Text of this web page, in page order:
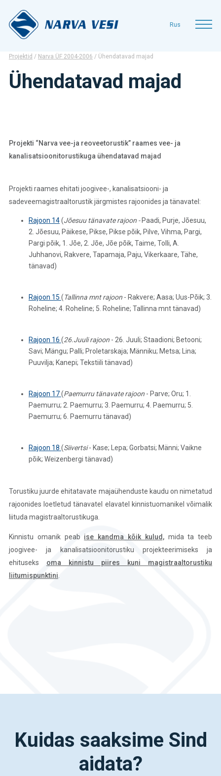
Rus
Operatiiv
Projektid / Narva ÜF 2004-2006 / Ühendatavad majad
Ühendatavad majad
Projekti “Narva vee-ja reoveetorustik” raames vee- ja
kanalisatsioonitorustikuga ühendatavad majad
Projekti raames ehitati joogivee-, kanalisatsiooni- ja
sadeveemagistraaltorustik järgmistes rajoonides ja tänavatel:
Rajoon 14(Jõesuu tänavate rajoon - Paadi, Purje, Jõesuu,
2. Jõesuu, Päikese, Pikse, Pikse põik, Pilve, Vihma, Pargi,
Pargi põik, 1. Jõe, 2. Jõe, Jõe põik, Taime, Tolli, A.
Juhhanovi, Rakvere, Tapamaja, Paju, Vikerkaare, Tähe,
tänavad)
Rajoon 15 (Tallinna mnt rajoon - Rakvere; Aasa; Uus-Põik; 3.
Roheline; 4. Roheline; 5. Roheline; Tallinna mnt tänavad)
Rajoon 16 (26.Juuli rajoon- 26. Juuli; Staadioni; Betooni;
Savi; Mängu; Palli; Proletarskaja; Männiku; Metsa; Lina;
Puuvilja; Kanepi; Tekstiili tänavad)
Rajoon 17(Paemurru tänavate rajoon- Parve; Oru; 1.
Paemurru; 2. Paemurru; 3. Paemurru; 4. Paemurru; 5.
Paemurru; 6. Paemurru tänavad)
Rajoon 18 (Siivertsi- Kase; Lepa; Gorbatsi; Männi; Vaikne
põik; Weizenbergi tänavad)
Torustiku juurde ehitatavate majaühenduste kaudu on nimetatud
rajoonides loetletud tänavatel elavatel kinnistuomanikel võimalik
liituda magistraaltorustikuga.
Kinnistu omanik peab ise kandma kõik kulud,mida ta teeb
joogivee- ja kanalisatsioonitorustiku projekteerimiseks ja
ehituseks oma kinnistu piires
kuni magistraaltorustiku
liitumispunktini
Kuidas saaksime Sind
aidata?